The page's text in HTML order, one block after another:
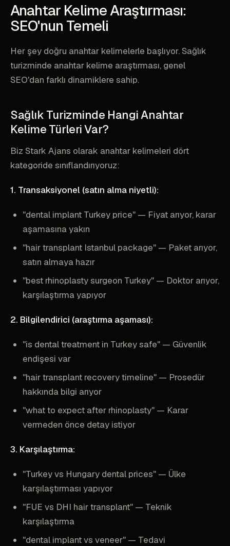
Anahtar Kelime Araştırması:
SEO'nun Temeli
Her şey doğru anahtar kelimelerle başlıyor. Sağlık
turizminde anahtar kelime araştırması, genel
SEO'dan farklı dinamiklere sahip.
Sağlık Turizminde Hangi Anahtar
Kelime Türleri Var?
Biz Stark Ajans olarak anahtar kelimeleri dört
kategoride sınıflandırıyoruz:
1. Transaksiyonel (satın alma niyetli):
"dental implant Turkey price" — Fiyat arıyor, karar
aşamasına yakın
"hair transplant Istanbul package" — Paket arıyor,
satın almaya hazır
"best rhinoplasty surgeon Turkey" — Doktor arıyor,
karşılaştırma yapıyor
2. Bilgilendirici (araştırma aşaması):
"is dental treatment in Turkey safe" — Güvenlik
endişesi var
"hair transplant recovery timeline" — Prosedür
hakkında bilgi arıyor
"what to expect after rhinoplasty" — Karar
vermeden önce detay istiyor
3. Karşılaştırma:
"Turkey vs Hungary dental prices" — Ülke
karşılaştırması yapıyor
"FUE vs DHI hair transplant" — Teknik
karşılaştırma
"dental implant vs veneer" — Tedavi